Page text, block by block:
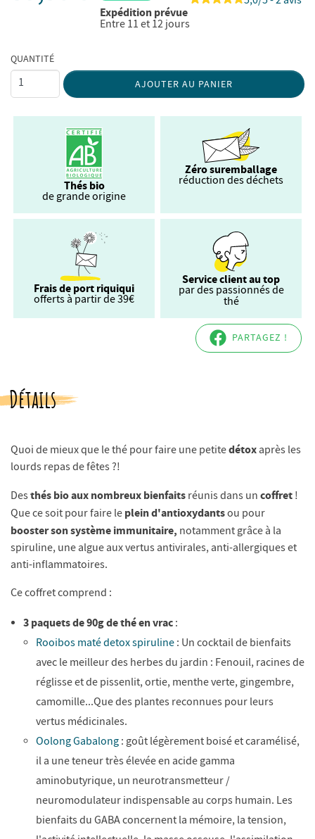
Expédition prévue
Entre 11 et 12 jours
QUANTITÉ
AJOUTER AU PANIER
Thés bio
de grande origine
Zéro suremballage
réduction des déchets
Frais de port riquiqui
offerts à partir de 39€
Service client au top
par des passionnés de
thé
PARTAGEZ !
Détails
Quoi de mieux que le thé pour faire une petitedétox après les
lourds repas de fêtes ?!
Desthés bio aux nombreux bienfaits réunis dans un coffret !
Que ce soit pour faire le plein d'antioxydantsou pour
booster son système immunitaire, notamment grâce à la
spiruline, une algue aux vertus antivirales, anti-allergiques et
anti-inflammatoires.
Ce coffret comprend :
3 paquets de 90g de thé en vrac :
Rooibos maté detox spiruline : Un cocktail de bienfaits
avec le meilleur des herbes du jardin : Fenouil, racines de
réglisse et de pissenlit, ortie, menthe verte, gingembre,
camomille...Que des plantes reconnues pour leurs
vertus médicinales.
Oolong Gabalong : goût légèrement boisé et caramélisé,
il a une teneur très élevée en acide gamma
aminobutyrique, un neurotransmetteur /
neuromodulateur indispensable au corps humain. Les
bienfaits du GABA concernent la mémoire, la tension,